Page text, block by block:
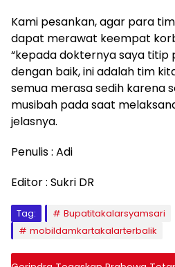
Kami pesankan, agar para
dapat merawat keempat
“kepada dokternya saya titip
dengan baik, ini adalah tim
semua merasa sedih karena
musibah pada saat
jelasnya.
Penulis : Adi
Editor : Sukri DR
Tag:
Bupatitakalarsyamsari
mobildamkartakalarterbalik